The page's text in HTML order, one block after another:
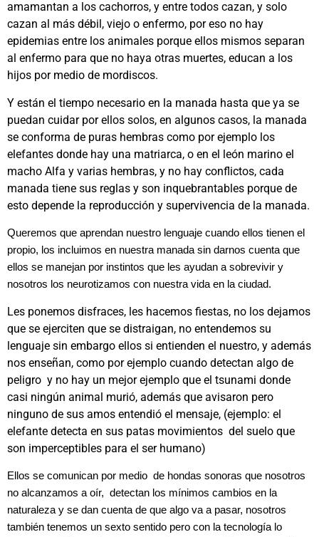
amamantan a los cachorros, y entre todos cazan, y solo
cazan al más débil, viejo o enfermo, por eso no hay
epidemias entre los animales porque ellos mismos separan
al enfermo para que no haya otras muertes, educan a los
hijos por medio de mordiscos.
Y están el tiempo necesario en la manada hasta que ya se
puedan cuidar por ellos solos, en algunos casos, la manada
se conforma de puras hembras como por ejemplo los
elefantes donde hay una matriarca, o en el león marino el
macho Alfa y varias hembras, y no hay conflictos, cada
manada tiene sus reglas y son inquebrantables porque de
esto depende la reproducción y supervivencia de la manada.
Queremos que aprendan nuestro lenguaje cuando ellos tienen el
propio, los incluimos en nuestra manada sin darnos cuenta que
ellos se manejan por instintos que les ayudan a sobrevivir y
nosotros los neurotizamos con nuestra vida en la ciudad.
Les ponemos disfraces, les hacemos fiestas, no los dejamos
que se ejerciten que se distraigan, no entendemos su
lenguaje sin embargo ellos si entienden el nuestro, y además
nos enseñan, como por ejemplo cuando detectan algo de
peligro y no hay un mejor ejemplo que el tsunami donde
casi ningún animal murió, además que avisaron pero
ninguno de sus amos entendió el mensaje, (ejemplo: el
elefante detecta en sus patas movimientos del suelo que
son imperceptibles para el ser humano)
Ellos se comunican por medio de hondas sonoras que nosotros
no alcanzamos a oír, detectan los mínimos cambios en la
naturaleza y se dan cuenta de que algo va a pasar, nosotros
también tenemos un sexto sentido pero con la tecnología lo